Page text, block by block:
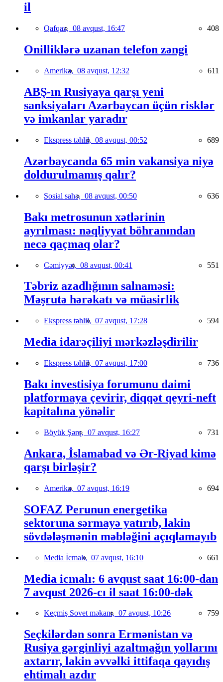
il
Qafqaz, 08 avqust, 16:47 408
Onilliklərə uzanan telefon zəngi
Amerika, 08 avqust, 12:32 611
ABŞ-ın Rusiyaya qarşı yeni
sanksiyaları Azərbaycan üçün risklər
və imkanlar yaradır
Ekspress təhlil, 08 avqust, 00:52 689
Azərbaycanda 65 min vakansiya niyə
doldurulmamış qalır?
Sosial sahə, 08 avqust, 00:50 636
Bakı metrosunun xətlərinin
ayrılması: nəqliyyat böhranından
necə qaçmaq olar?
Cəmiyyət, 08 avqust, 00:41 551
Təbriz azadlığının salnaməsi:
Məşrutə hərəkatı və müasirlik
Ekspress təhlil, 07 avqust, 17:28 594
Media idarəçiliyi mərkəzləşdirilir
Ekspress təhlil, 07 avqust, 17:00 736
Bakı investisiya forumunu daimi
platformaya çevirir, diqqət qeyri-neft
kapitalına yönəlir
Böyük Şərq, 07 avqust, 16:27 731
Ankara, İslamabad və Ər-Riyad kimə
qarşı birləşir?
Amerika, 07 avqust, 16:19 694
SOFAZ Perunun energetika
sektoruna sərmayə yatırıb, lakin
sövdələşmənin məbləğini açıqlamayıb
Media İcmalı, 07 avqust, 16:10 661
Media icmalı: 6 avqust saat 16:00-dan
7 avqust 2026-cı il saat 16:00-dək
Keçmiş Sovet məkanı, 07 avqust, 10:26 759
Seçkilərdən sonra Ermənistan və
Rusiya gərginliyi azaltmağın yollarını
axtarır, lakin əvvəlki ittifaqa qayıdış
ehtimalı azdır